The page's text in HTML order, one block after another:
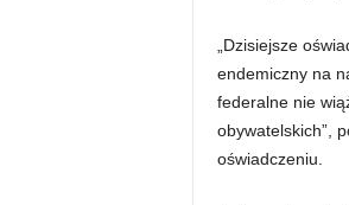
„Dzisiejsze
endemiczny na
federalne nie
obywatelskich”,
oświadczeniu.